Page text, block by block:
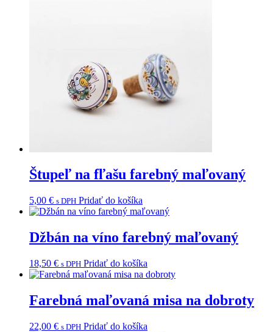
Štupeľ na fľašu farebný maľovaný
5,00 € s DPH Pridať do košíka
Džbán na víno farebný maľovaný
18,50 € s DPH Pridať do košíka
Farebná maľovaná misa na dobroty
22,00 € s DPH Pridať do košíka